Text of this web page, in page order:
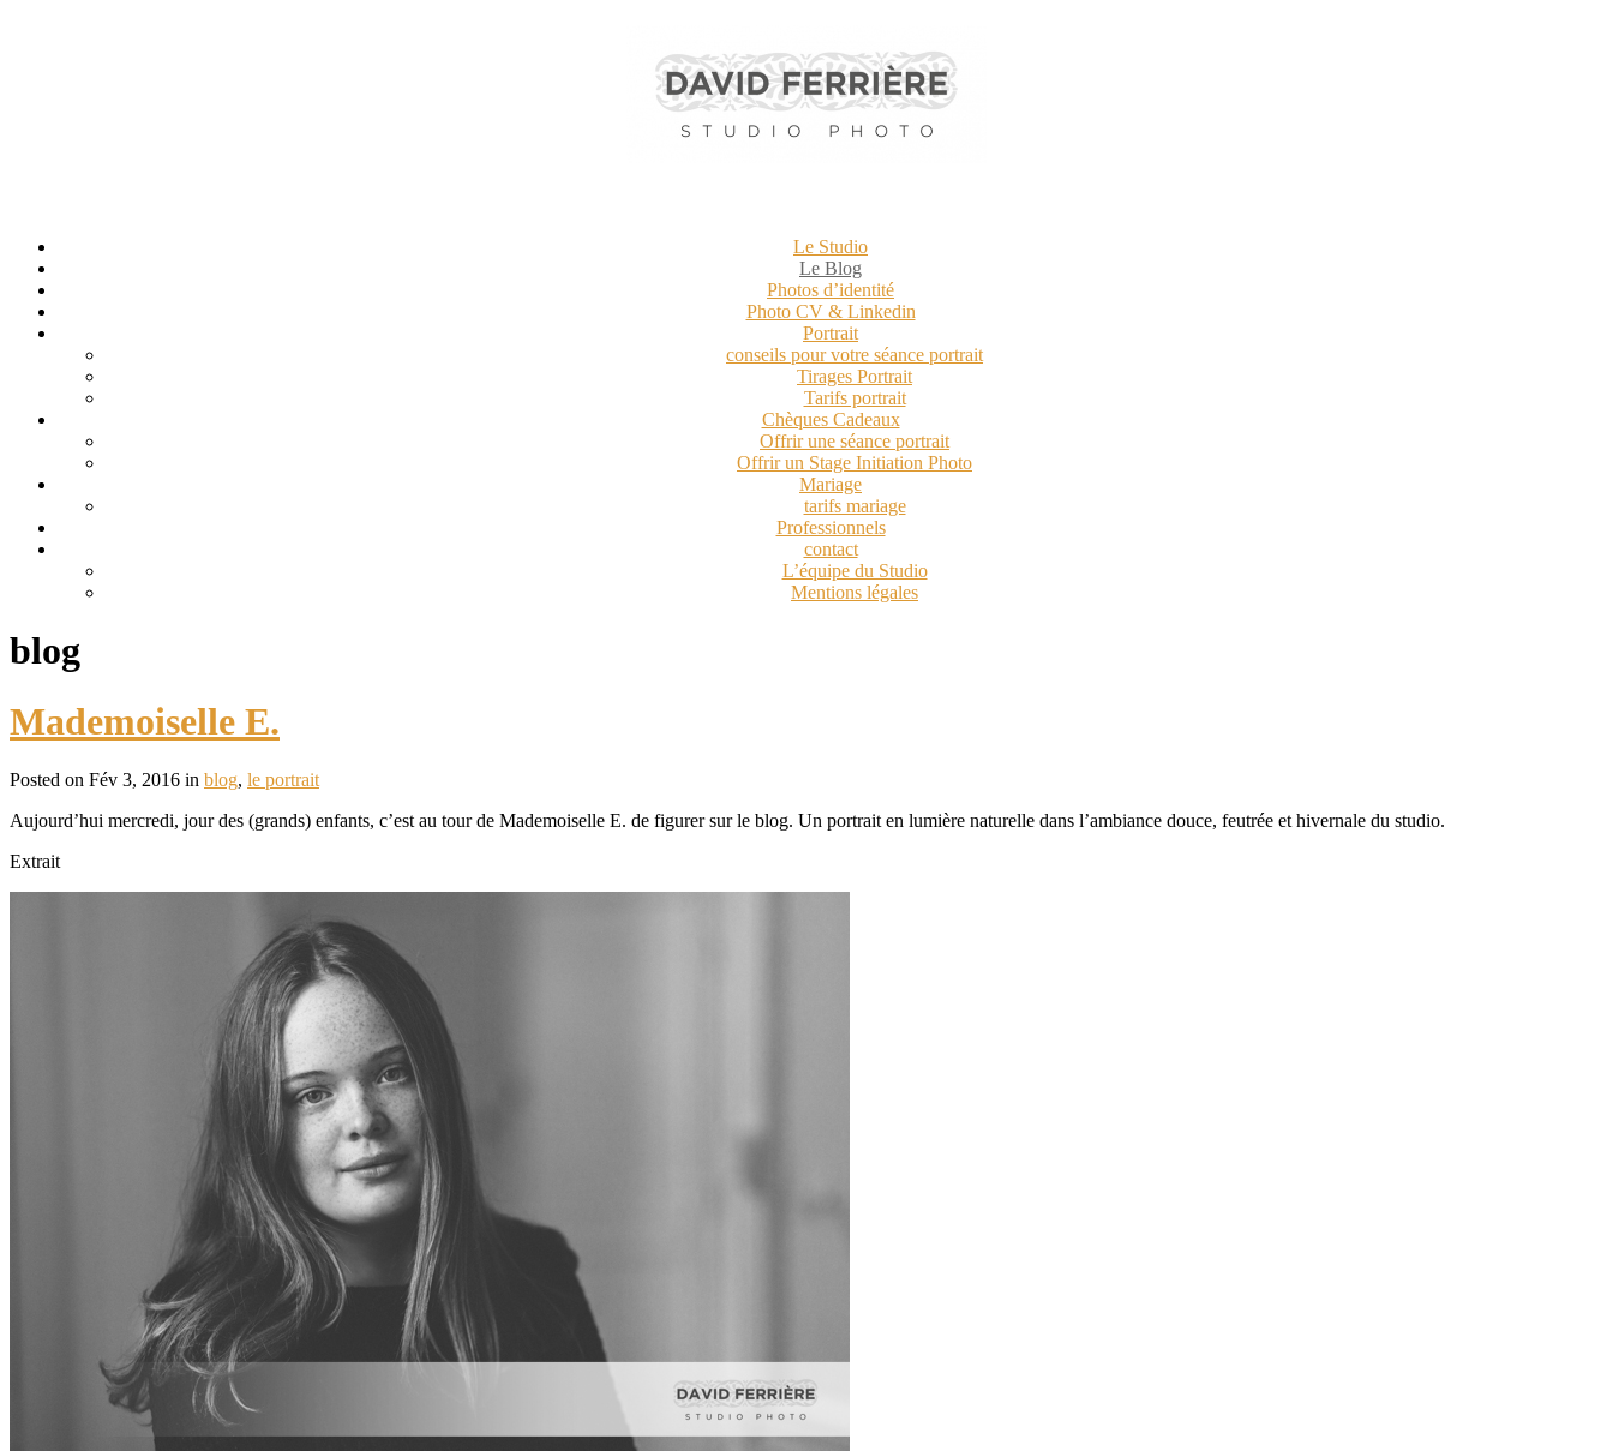
Le Studio
Le Blog
Photos d’identité
Photo CV & Linkedin
Portrait
conseils pour votre séance portrait
Tirages Portrait
Tarifs portrait
Chèques Cadeaux
Offrir une séance portrait
Offrir un Stage Initiation Photo
Mariage
tarifs mariage
Professionnels
contact
L’équipe du Studio
Mentions légales
blog
Mademoiselle E.
Posted on Fév 3, 2016 in blog, le portrait
Aujourd’hui mercredi, jour des (grands) enfants, c’est au tour de Mademoiselle E. de figurer sur le blog. Un portrait en lumière naturelle dans l’ambiance douce, feutrée et hivernale du studio.
Extrait